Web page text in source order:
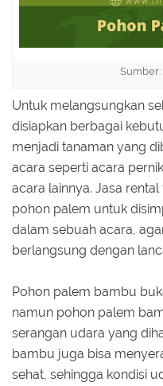
Untuk melangsungkan
disiapkan berbagai
menjadi tanaman yang
acara seperti acara
acara lainnya. Jasa
pohon palem untuk
dalam sebuah acara,
berlangsung dengan
Pohon palem bambu
namun pohon palem
serangan udara yang
bambu juga bisa
sehat, sehingga kondisi